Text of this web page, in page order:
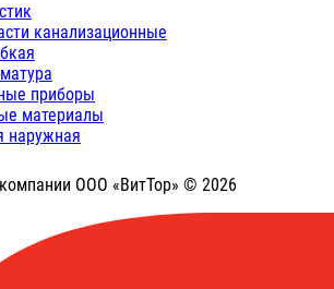
канализационные
приборы
материалы
наружная
ООО «ВитТор» © 2026